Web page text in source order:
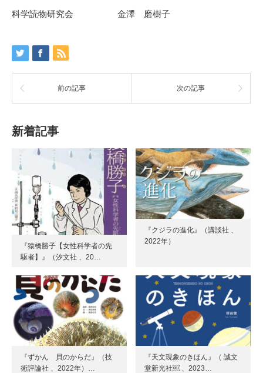
科学読物研究会 金澤 磨樹子
前の記事 次の記事
新着記事
『猿橋勝子【女性科学者の先
駆者】』（汐文社 、20…
『クジラの進化』（講談社 、
2022年）
『ずかん 貝のからだ』（技
術評論社 、2022年）…
『天文現象のきほん』（ 誠文
堂新光社￼ 、2023…